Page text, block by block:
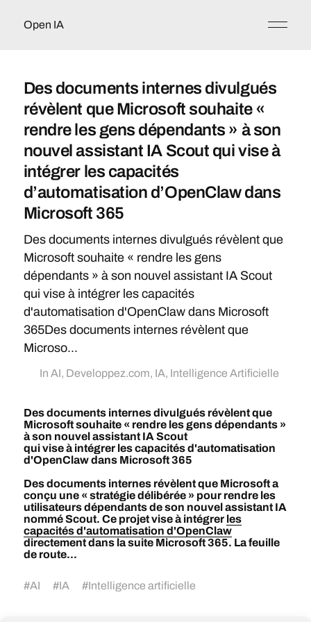
Open IA
Des documents internes divulgués
révèlent que Microsoft souhaite «
rendre les gens dépendants » à son
nouvel assistant IA Scout qui vise à
intégrer les capacités
d’automatisation d’OpenClaw dans
Microsoft 365
Des documents internes divulgués révèlent que
Microsoft souhaite « rendre les gens
dépendants » à son nouvel assistant IA Scout
qui vise à intégrer les capacités
d'automatisation d'OpenClaw dans Microsoft
365Des documents internes révèlent que
Microso...
In AI, Developpez.com, IA, Intelligence Artificielle
Des documents internes divulgués révèlent que
Microsoft souhaite « rendre les gens dépendants »
à son nouvel assistant IA Scout
qui vise à intégrer les capacités d'automatisation
d'OpenClaw dans Microsoft 365
Des documents internes révèlent que Microsoft a
conçu une « stratégie délibérée » pour rendre les
utilisateurs dépendants de son nouvel assistant IA
nommé Scout. Ce projet vise à intégrer les
capacités d'automatisation d'OpenClaw
directement dans la suite Microsoft 365. La feuille
de route...
#AI #IA #Intelligence artificielle